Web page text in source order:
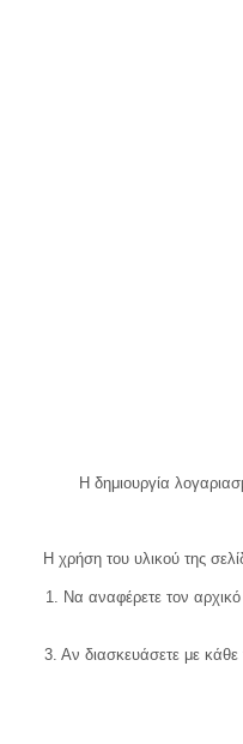
Η δημιουργία
Η χρήση του υλικού της
1. Να αναφέρετε τον
3. Αν διασκευάσετε με κάθε